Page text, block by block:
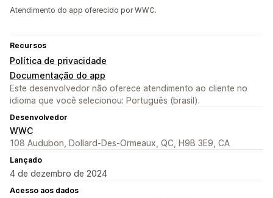
Atendimento do app oferecido por WWC.
Recursos
Política de privacidade
Documentação do app
Este desenvolvedor não oferece atendimento ao cliente no
idioma que você selecionou: Português (brasil).
Desenvolvedor
WWC
108 Audubon, Dollard-Des-Ormeaux, QC, H9B 3E9, CA
Lançado
4 de dezembro de 2024
Acesso aos dados